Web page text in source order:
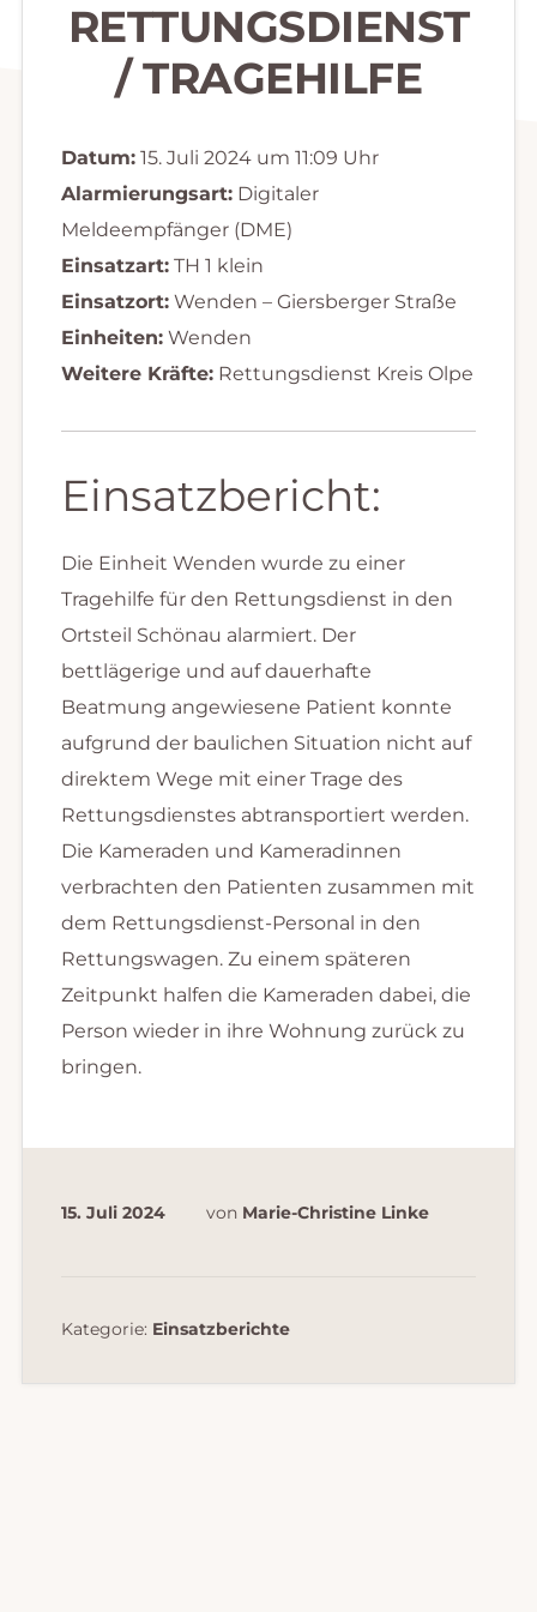
RETTUNGSDIENST
/ TRAGEHILFE
Datum:15. Juli 2024 um 11:09 Uhr
Alarmierungsart:Digitaler
Meldeempfänger (DME)
Einsatzart:TH 1 klein
Einsatzort:Wenden – Giersberger Straße
Einheiten:Wenden
Weitere Kräfte:Rettungsdienst Kreis Olpe
Einsatzbericht:
Die Einheit Wenden wurde zu einer
Tragehilfe für den Rettungsdienst in den
Ortsteil Schönau alarmiert. Der
bettlägerige und auf dauerhafte
Beatmung angewiesene Patient konnte
aufgrund der baulichen Situation nicht auf
direktem Wege mit einer Trage des
Rettungsdienstes abtransportiert werden.
Die Kameraden und Kameradinnen
verbrachten den Patienten zusammen mit
dem Rettungsdienst-Personal in den
Rettungswagen. Zu einem späteren
Zeitpunkt halfen die Kameraden dabei, die
Person wieder in ihre Wohnung zurück zu
bringen.
15. Juli 2024 von Marie-Christine Linke
Kategorie: Einsatzberichte